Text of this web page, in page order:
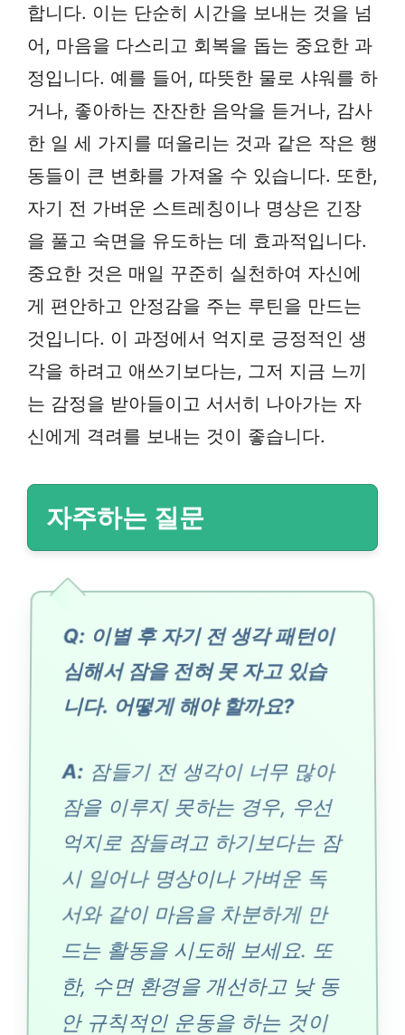
합니다. 이는 단순히 시간을 보내는 것을 넘
어, 마음을 다스리고 회복을 돕는 중요한 과
정입니다. 예를 들어, 따뜻한 물로 샤워를 하
거나, 좋아하는 잔잔한 음악을 듣거나, 감사
한 일 세 가지를 떠올리는 것과 같은 작은 행
동들이 큰 변화를 가져올 수 있습니다. 또한,
자기 전 가벼운 스트레칭이나 명상은 긴장
을 풀고 숙면을 유도하는 데 효과적입니다.
중요한 것은 매일 꾸준히 실천하여 자신에
게 편안하고 안정감을 주는 루틴을 만드는
것입니다. 이 과정에서 억지로 긍정적인 생
각을 하려고 애쓰기보다는, 그저 지금 느끼
는 감정을 받아들이고 서서히 나아가는 자
신에게 격려를 보내는 것이 좋습니다.
자주하는 질문
Q: 이별 후 자기 전 생각 패턴이
심해서 잠을 전혀 못 자고 있습
니다. 어떻게 해야 할까요?
A: 잠들기 전 생각이 너무 많아
잠을 이루지 못하는 경우, 우선
억지로 잠들려고 하기보다는 잠
시 일어나 명상이나 가벼운 독
서와 같이 마음을 차분하게 만
드는 활동을 시도해 보세요. 또
한, 수면 환경을 개선하고 낮 동
안 규칙적인 운동을 하는 것이